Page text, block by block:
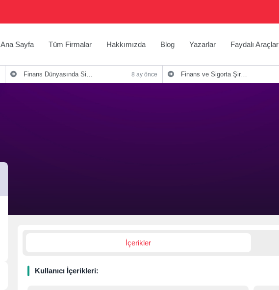
Ana Sayfa Tüm Firmalar Hakkımızda Blog Yazarlar Faydalı Araçlar
Finans Dünyasında Sigortacılık Şirketlerinin Önemi ve Stratejileri 8 ay önce Finans ve Sigorta Şirketleri İçin Etkili Blog İpuçları
İçerikler
Kullanıcı İçerikleri: